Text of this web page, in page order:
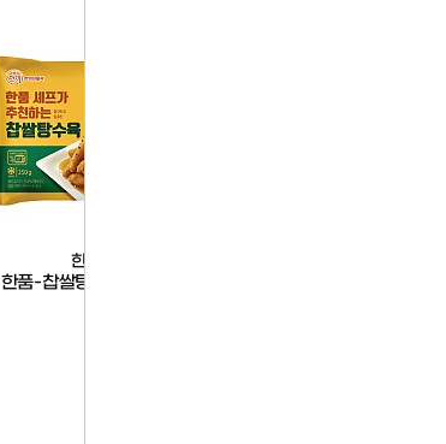
한품
한품-찹쌀탕수육250g